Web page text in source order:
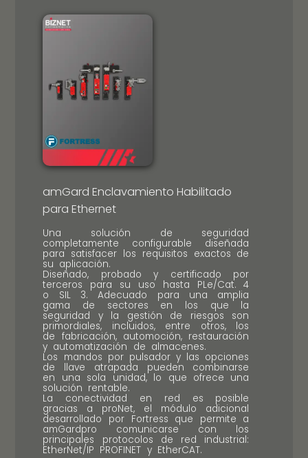
amGard Enclavamiento Habilitado
para Ethernet
Una solución de seguridad
completamente configurable diseñada
para satisfacer los requisitos exactos de
su aplicación.
Diseñado, probado y certificado por
terceros para su uso hasta PLe/Cat. 4
o SIL 3. Adecuado para una amplia
gama de sectores en los que la
seguridad y la gestión de riesgos son
primordiales, incluidos, entre otros, los
de fabricación, automoción, restauración
y automatización de almacenes.
Los mandos por pulsador y las opciones
de llave atrapada pueden combinarse
en una sola unidad, lo que ofrece una
solución rentable.
La conectividad en red es posible
gracias a proNet, el módulo adicional
desarrollado por Fortress que permite a
amGardpro comunicarse con los
principales protocolos de red industrial:
EtherNet/IP PROFINET y EtherCAT.